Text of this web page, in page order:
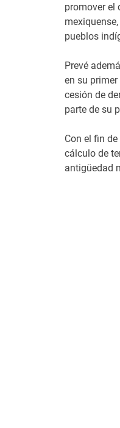
promover el
pueblos
Prevé
en su
cesión de
parte de su
Con el fin
cálculo de
antigüedad